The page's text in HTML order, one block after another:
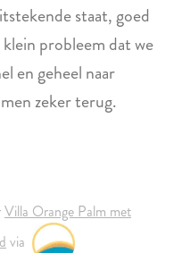
staat, goed
probleem dat we
en geheel naar
zeker terug.
Villa Orange Palm met
via